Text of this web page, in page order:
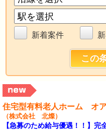
新着案件
住宅型有料老人ホーム オ
（株式会社 北燦）
【急募のため給与優遇！！】